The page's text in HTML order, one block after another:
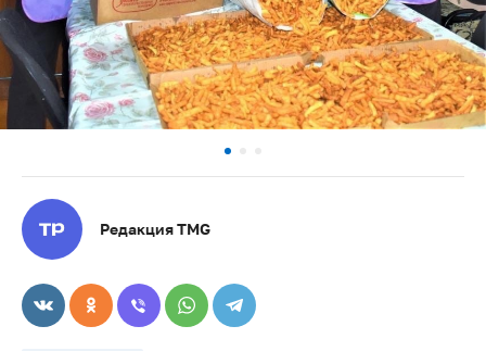
Редакция TMG